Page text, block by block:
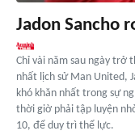
Jadon Sancho
Chỉ vài năm sau ngày trở
nhất lịch sử Man United,
khó khăn nhất trong sự
thời giờ phải tập luyện
10, để duy trì thể lực.